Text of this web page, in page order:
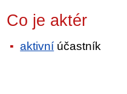
Co je aktér
aktivní účastník